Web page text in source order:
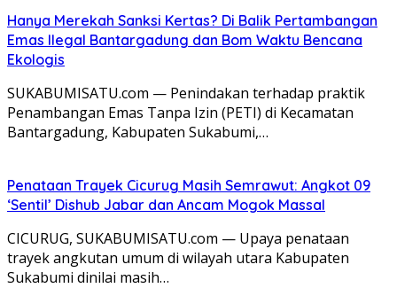
Hanya Merekah Sanksi Kertas? Di Balik Pertambangan
Emas Ilegal Bantargadung dan Bom Waktu Bencana
Ekologis
SUKABUMISATU.com — Penindakan terhadap praktik
Penambangan Emas Tanpa Izin (PETI) di Kecamatan
Bantargadung, Kabupaten Sukabumi,…
Penataan Trayek Cicurug Masih Semrawut: Angkot 09
‘Sentil’ Dishub Jabar dan Ancam Mogok Massal
CICURUG, SUKABUMISATU.com — Upaya penataan
trayek angkutan umum di wilayah utara Kabupaten
Sukabumi dinilai masih…